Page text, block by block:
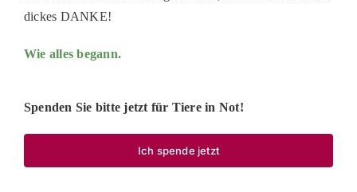
dickes DANKE!
Wie alles begann.
Spenden Sie bitte jetzt für Tiere in Not!
Ich spende jetzt